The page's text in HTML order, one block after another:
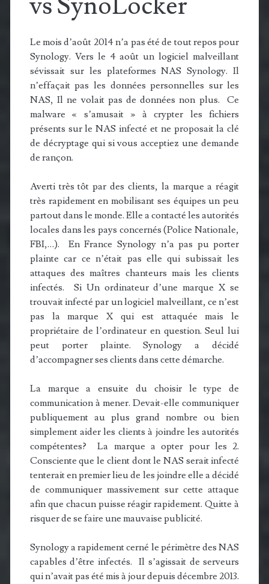
Le mois d’août 2014 n’a pas été de tout repos pour
Synology. Vers le 4 août un logiciel malveillant
sévissait sur les plateformes NAS Synology. Il
n’effaçait pas les données personnelles sur les
NAS, Il ne volait pas de données non plus. Ce
malware « s’amusait » à crypter les fichiers
présents sur le NAS infecté et ne proposait la clé
de décryptage qui si vous acceptiez une demande
de rançon.
Averti très tôt par des clients, la marque a réagit
très rapidement en mobilisant ses équipes un peu
partout dans le monde. Elle a contacté les autorités
locales dans les pays concernés (Police Nationale,
FBI,…). En France Synology n’a pas pu porter
plainte car ce n’était pas elle qui subissait les
attaques des maîtres chanteurs mais les clients
infectés. Si Un ordinateur d’une marque X se
trouvait infecté par un logiciel malveillant, ce n’est
pas la marque X qui est attaquée mais le
propriétaire de l’ordinateur en question. Seul lui
peut porter plainte. Synology a décidé
d’accompagner ses clients dans cette démarche.
La marque a ensuite du choisir le type de
communication à mener. Devait-elle communiquer
publiquement au plus grand nombre ou bien
simplement aider les clients à joindre les autorités
compétentes? La marque a opter pour les 2.
Consciente que le client dont le NAS serait infecté
tenterait en premier lieu de les joindre elle a décidé
de communiquer massivement sur cette attaque
afin que chacun puisse réagir rapidement. Quitte à
risquer de se faire une mauvaise publicité.
Synology a rapidement cerné le périmètre des NAS
capables d’être infectés. Il s’agissait de serveurs
qui n’avait pas été mis à jour depuis décembre 2013.